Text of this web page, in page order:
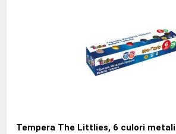
Tempera The Littlies, 6 culori